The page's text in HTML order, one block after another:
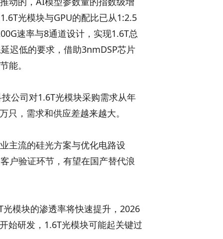
光模块与GPU的配比已从1:2.5
速率与8通道设计，实现1.6T总
迟低的要求，借助3nmDSP芯片
能。
公司对1.6T光模块采购需求从年
，需求和供应差越来越大。
主流的硅光方案与优化电路设
户验证环节，有望在国产替代浪
模块的渗透率将快速提升，2026
始研发，1.6T光模块可能起关键过